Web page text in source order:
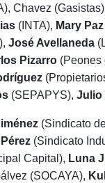
Chavez
(INTA), Mary
José Avellaneda
Pizarro (Peones
(SEPAPYS), Julio
(Sindicato
(Sindicato
Capital), Luna
(SOCAYA),